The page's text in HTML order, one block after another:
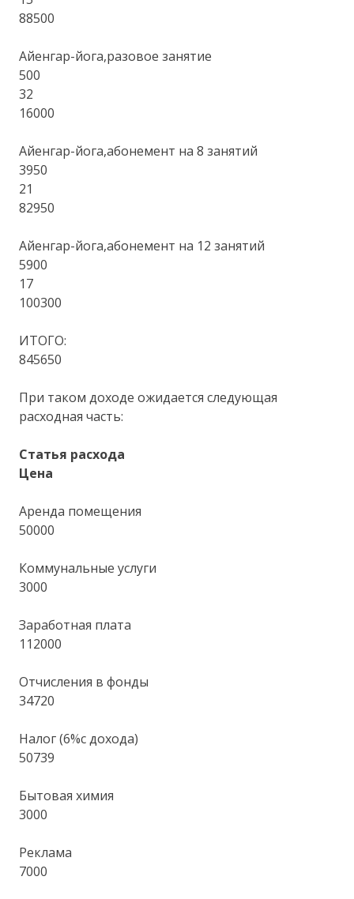
88500
Айенгар-йога,разовое занятие
500
32
16000
Айенгар-йога,абонемент на 8 занятий
3950
21
82950
Айенгар-йога,абонемент на 12 занятий
5900
17
100300
ИТОГО:
845650
При таком доходе ожидается следующая
расходная часть:
Статья расхода
Цена
Аренда помещения
50000
Коммунальные услуги
3000
Заработная плата
112000
Отчисления в фонды
34720
Налог (6%с дохода)
50739
Бытовая химия
3000
Реклама
7000